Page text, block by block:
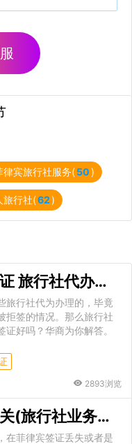
律宾旅行社服务(50)
旅行社(62)
旅行社如何办理菲律宾签证 旅行社代办菲律宾签证好吗
旅行社代为办理的，毕竟
拒签的情况。那么旅行社
好吗？华商为你解答。
2893浏览
菲律宾旅行社代办护照清关(旅行社业务讲解)
在菲律宾签证丢失或者是